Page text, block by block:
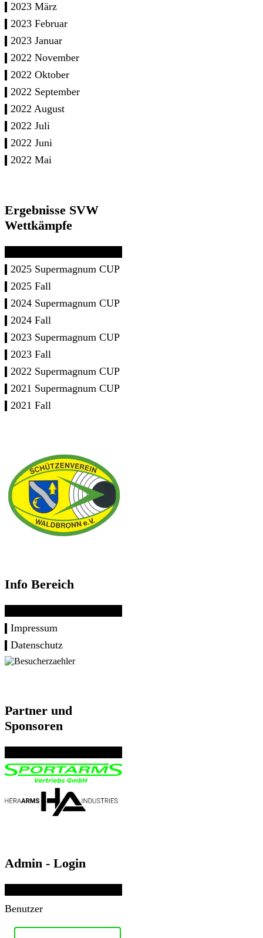
2023 März
2023 Februar
2023 Januar
2022 November
2022 Oktober
2022 September
2022 August
2022 Juli
2022 Juni
2022 Mai
Ergebnisse SVW
Wettkämpfe
2025 Supermagnum CUP
2025 Fall
2024 Supermagnum CUP
2024 Fall
2023 Supermagnum CUP
2023 Fall
2022 Supermagnum CUP
2021 Supermagnum CUP
2021 Fall
Info Bereich
Impressum
Datenschutz
Partner und
Sponsoren
Admin - Login
Benutzer